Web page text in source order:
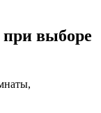
выборе